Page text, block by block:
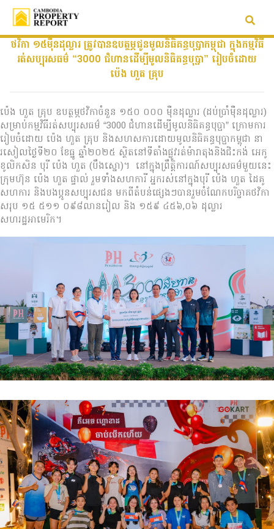
ថវិកា ១៥ម៉ឺនដុល្លារ ត្រូវបានឧបត្ថម្ភជូនមូលនិធិគន្ធបុប្ផាកម្ពុជា ក្នុងកម្មវិធី
រត់សប្បុរសធម៌ “3000 ជំហានដើម្បីមូលនិធិគន្ធបុប្ផា” រៀបចំដោយ
ប៉េង ហួត គ្រុប
ប៉េង ហួត គ្រុប ឧបត្ថម្ភថវិកាចំនួន ១៥០ ០០០ ម៉ឺនដុល្លារ (ដប់ប្រាំម៉ឺនដុល្លារ)
សម្រាប់កម្មវិធីរត់សប្បុរសធម៌ “3000 ជំហានដើម្បីមូលនិធិគន្ធបុប្ផា” ក្រោមការ
រៀបចំដោយ ប៉េង ហួត គ្រុប និងសហសការដោយមូលនិធិគន្ធបុប្ផាកម្ពុជា នា
រសៀលថ្ងៃទី២០ ខែធ្នូ ឆ្នាំ២០២៥ ស្ថិតនៅទីតាំងផ្លូវរត់ម៉ារាតុងនិងជិះកង់ អេកូ
ខូលិកសិន បុរី ប៉េង ហួត (បឹងស្នោ)។ នៅក្នុងព្រឹត្តិការណ៍សប្បុរសធម៌មួយនេះ
ក្រុមហ៊ុន ប៉េង ហួត ផ្ទាល់ រួមទាំងសហការី អ្នករស់នៅក្នុងបុរី ប៉េង ហួត ដៃគូ
សហការ និងបងប្អូនសប្បុរសជន មកពីតំបន់ផ្សេងៗបានរួមចំណែកបរិច្ចាគថវិកា
សរុប ១៥ ៥១១ ០៩៨លានរៀល និង ១៥៩ ៤៥៦,០៦ ដុល្លារ
សហរដ្ឋអាមេរិក។